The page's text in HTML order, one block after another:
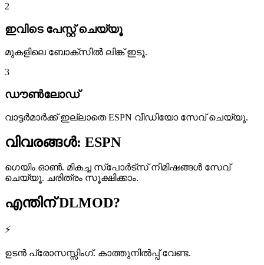
2
ഇവിടെ പേസ്റ്റ് ചെയ്യൂ
മുകളിലെ ബോക്സിൽ ലിങ്ക് ഇടൂ.
3
ഡൗൺലോഡ്
വാട്ടർമാർക്ക് ഇല്ലാതെ ESPN വീഡിയോ സേവ് ചെയ്യൂ.
വിവരങ്ങൾ: ESPN
ഗെയിം ഓൺ. മികച്ച സ്പോർട്സ് നിമിഷങ്ങൾ സേവ്
ചെയ്യൂ. ചരിത്രം സൂക്ഷിക്കാം.
എന്തിന് DLMOD?
⚡
ഉടൻ പ്രോസസ്സിംഗ്. കാത്തുനിൽപ്പ് വേണ്ട.